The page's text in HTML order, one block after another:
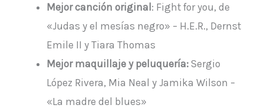
Mejor canción original: Fight for you, de
«Judas y el mesías negro» – H.E.R., Dernst
Emile II y Tiara Thomas
Mejor maquillaje y peluquería:Sergio
López Rivera, Mia Neal y Jamika Wilson –
«La madre del blues»